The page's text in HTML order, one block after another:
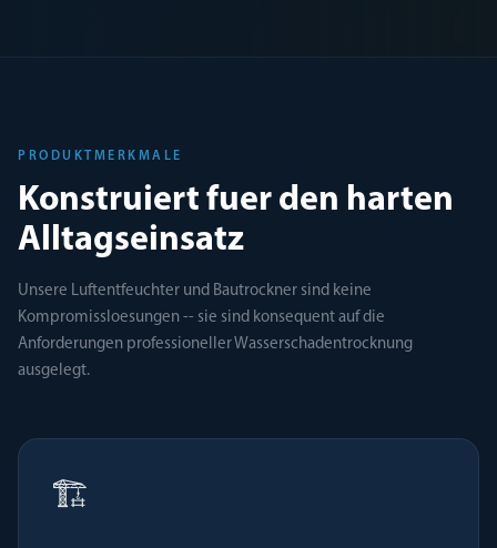
PRODUKTMERKMALE
Konstruiert fuer den harten
Alltagseinsatz
Unsere Luftentfeuchter und Bautrockner sind keine
Kompromissloesungen -- sie sind konsequent auf die
Anforderungen professioneller Wasserschadentrocknung
ausgelegt.
🏗️